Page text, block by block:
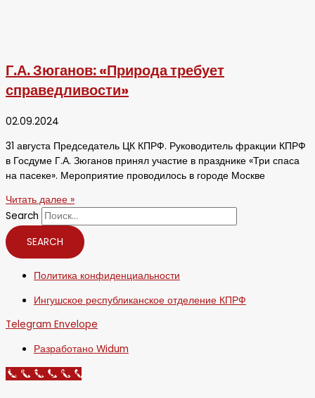
Г.А. Зюганов: «Природа требует
справедливости»
02.09.2024
31 августа Председатель ЦК КПРФ. Руководитель фракции КПРФ
в Госдуме Г.А. Зюганов принял участие в празднике «Три спаса
на пасеке». Мероприятие проводилось в городе Москве
Читать далее »
Search
SEARCH
Политика конфиденциальности
Ингушское республиканское отделение КПРФ
Telegram Envelope
Разработано Widum
Call Now Button